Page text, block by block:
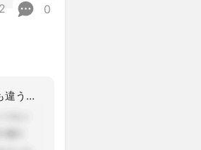
2 0
軽微にはならないのでは。会社が同じとはいえ、名前も事業所も違う別ものの新規事業所